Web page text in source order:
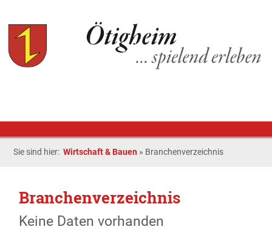
Sie sind hier:Wirtschaft & Bauen » Branchenverzeichnis
Branchenverzeichnis
Keine Daten vorhanden